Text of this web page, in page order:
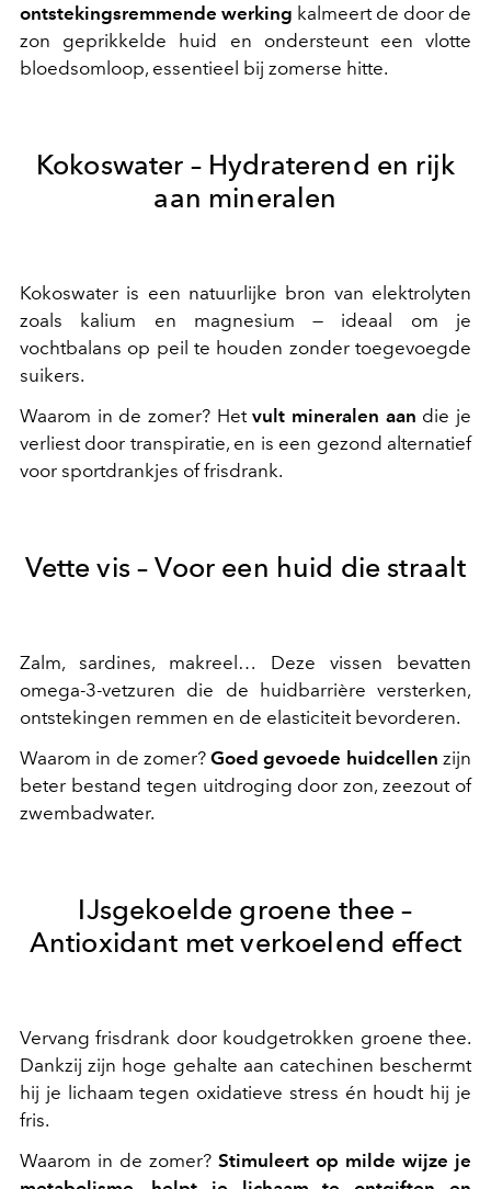
ontstekingsremmende werking kalmeert de door de
zon geprikkelde huid en ondersteunt een vlotte
bloedsomloop, essentieel bij zomerse hitte.
Kokoswater – Hydraterend en rijk
aan mineralen
Kokoswater is een natuurlijke bron van elektrolyten
zoals kalium en magnesium — ideaal om je
vochtbalans op peil te houden zonder toegevoegde
suikers.
Waarom in de zomer? Hetvult mineralen aan die je
verliest door transpiratie, en is een gezond alternatief
voor sportdrankjes of frisdrank.
Vette vis – Voor een huid die straalt
Zalm, sardines, makreel… Deze vissen bevatten
omega-3-vetzuren die de huidbarrière versterken,
ontstekingen remmen en de elasticiteit bevorderen.
Waarom in de zomer?Goed gevoede huidcellen zijn
beter bestand tegen uitdroging door zon, zeezout of
zwembadwater.
IJsgekoelde groene thee –
Antioxidant met verkoelend effect
Vervang frisdrank door koudgetrokken groene thee.
Dankzij zijn hoge gehalte aan catechinen beschermt
hij je lichaam tegen oxidatieve stress én houdt hij je
fris.
Waarom in de zomer? Stimuleert op milde wijze je